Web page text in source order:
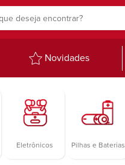
Novidades
Eletrônicos Pilhas e Baterias